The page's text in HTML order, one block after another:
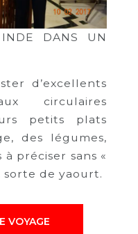
DANS UN
d’excellents
circulaires
petits plats
des légumes,
préciser sans «
sorte de yaourt.
VOYAGE